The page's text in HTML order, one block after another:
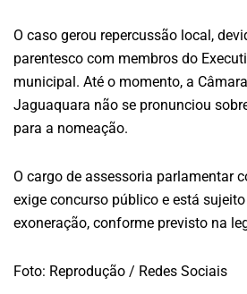
O caso gerou repercussão local,
parentesco com membros do
municipal. Até o momento, a
Jaguaquara não se pronunciou
para a nomeação.
O cargo de assessoria parlamentar
exige concurso público e está
exoneração, conforme previsto na
Foto: Reprodução / Redes Sociais